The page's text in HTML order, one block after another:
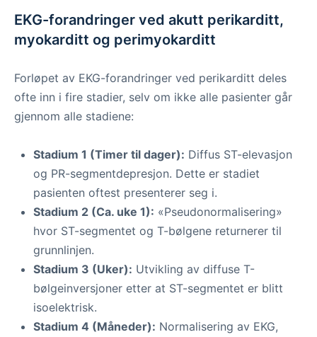
EKG-forandringer ved akutt perikarditt,
myokarditt og perimyokarditt
Forløpet av EKG-forandringer ved perikarditt deles
ofte inn i fire stadier, selv om ikke alle pasienter går
gjennom alle stadiene:
Stadium 1 (Timer til dager): Diffus ST-elevasjon
og PR-segmentdepresjon. Dette er stadiet
pasienten oftest presenterer seg i.
Stadium 2 (Ca. uke 1): «Pseudonormalisering»
hvor ST-segmentet og T-bølgene returnerer til
grunnlinjen.
Stadium 3 (Uker): Utvikling av diffuse T-
bølgeinversjoner etter at ST-segmentet er blitt
isoelektrisk.
Stadium 4 (Måneder): Normalisering av EKG,